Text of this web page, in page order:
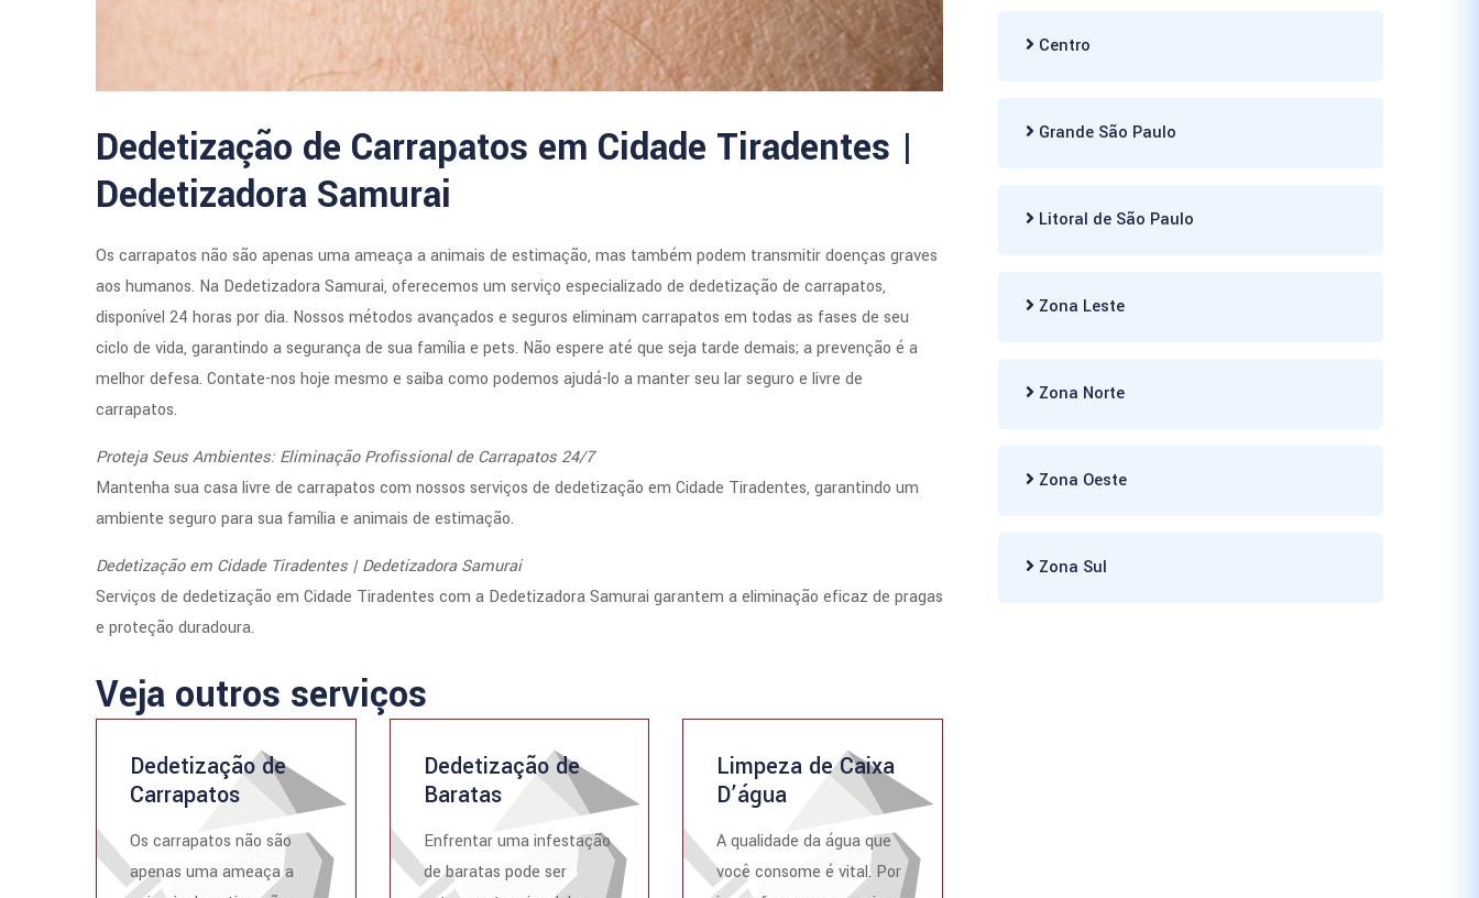
Dedetização de Carrapatos em Cidade Tiradentes |
Dedetizadora Samurai
Os carrapatos não são apenas uma ameaça a animais de estimação, mas também podem transmitir doenças graves
aos humanos. Na Dedetizadora Samurai, oferecemos um serviço especializado de dedetização de carrapatos,
disponível 24 horas por dia. Nossos métodos avançados e seguros eliminam carrapatos em todas as fases de seu
ciclo de vida, garantindo a segurança de sua família e pets. Não espere até que seja tarde demais; a prevenção é a
melhor defesa. Contate-nos hoje mesmo e saiba como podemos ajudá-lo a manter seu lar seguro e livre de
carrapatos.
Proteja Seus Ambientes: Eliminação Profissional de Carrapatos 24/7
Mantenha sua casa livre de carrapatos com nossos serviços de dedetização em Cidade Tiradentes, garantindo um
ambiente seguro para sua família e animais de estimação.
Dedetização em Cidade Tiradentes | Dedetizadora Samurai
Serviços de dedetização em Cidade Tiradentes com a Dedetizadora Samurai garantem a eliminação eficaz de pragas
e proteção duradoura.
Veja outros serviços
Dedetização de
Carrapatos
Os carrapatos não são
apenas uma ameaça a
Dedetização de
Baratas
Enfrentar uma infestação
de baratas pode ser
Limpeza de Caixa
D’água
A qualidade da água que
você consome é vital. Por
Centro
Grande São Paulo
Litoral de São Paulo
Zona Leste
Zona Norte
Zona Oeste
Zona Sul